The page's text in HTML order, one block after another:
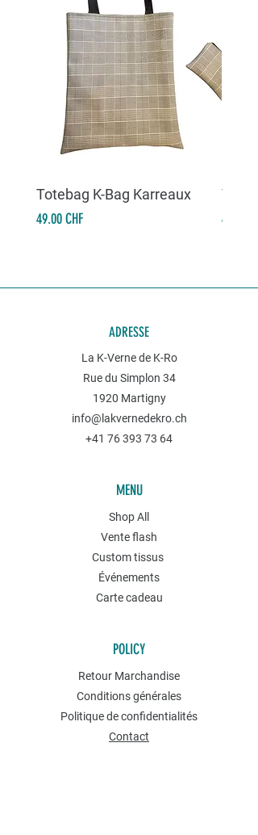
Totebag K-Bag Karreaux
Prix
49.00 CHF Prix
49.00
ADRESSE
La K-Verne de K-Ro
Rue du Simplon 34
1920 Martigny
info@lakvernedekro.ch
+41 76 393 73 64
MENU
Shop All
Vente flash
Custom tissus
Événements
Carte cadeau
POLICY
Retour Marchandise
Conditions générales
Politique de confidentialités
Contact